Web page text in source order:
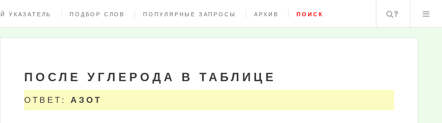
УКАЗАТЕЛЬ ПОДБОР СЛОВ ПОПУЛЯРНЫЕ ЗАПРОСЫ АРХИВ ПОИСК Поиск
ПОСЛЕ УГЛЕРОДА В ТАБЛИЦЕ
ОТВЕТ:АЗОТ